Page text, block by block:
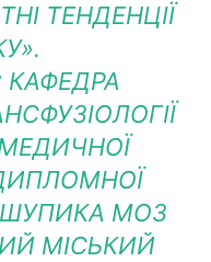
ТЕНДЕНЦІЇ
КАФЕДРА
ШУПИКА МОЗ
МІСЬКИЙ